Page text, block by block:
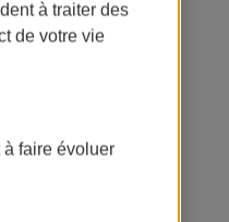
à traiter des
de votre vie
à faire évoluer